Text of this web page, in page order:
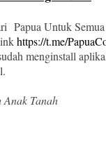
Papua Untuk
https://t.me/
menginstall
Anak Tanah